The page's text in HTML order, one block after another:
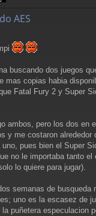
AES
buscando dos juegos
mas copias habia
Fatal Fury 2 y Super
ambos, pero los dos en
y me costaron alrededor
pues bien el Super
no le importaba tanto el
lo quiere para jugar).
semanas de busqueda
uno es la escasez de
puñetera especulacion